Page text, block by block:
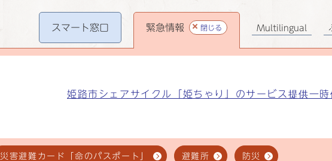
スマート窓口 緊急情報 閉じる
姫路市シェアサイクル「姫ちゃり」のサービス提供一時
災害避難カード「命のパスポート」 避難所 防災
Multilingual